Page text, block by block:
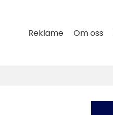
Reklame Om oss